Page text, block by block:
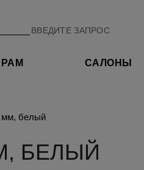
САЛОНЫ
мм, белый
БЕЛЫЙ